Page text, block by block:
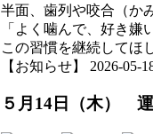
半面、歯列や咬合（か
「よく噛んで、好き嫌
この習慣を継続してほ
【お知らせ】 2026-05-
５月14日（木）